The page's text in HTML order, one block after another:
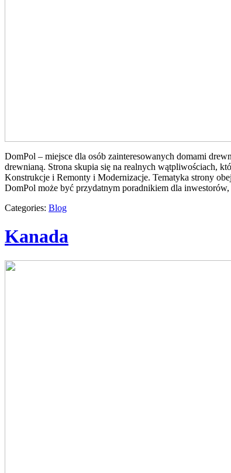
DomPol – miejsce dla osób zainteresowanych domami
drewnianą. Strona skupia się na realnych wątpliwościach,
Konstrukcje i Remonty i Modernizacje. Tematyka strony
DomPol może być przydatnym poradnikiem dla
Categories: Blog
Kanada